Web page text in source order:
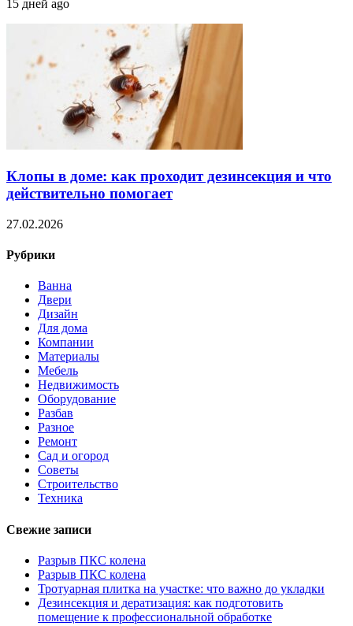
15 дней ago
Клопы в доме: как проходит дезинсекция и что
действительно помогает
27.02.2026
Рубрики
Ванна
Двери
Дизайн
Для дома
Компании
Материалы
Мебель
Недвижимость
Оборудование
Разбав
Разное
Ремонт
Сад и огород
Советы
Строительство
Техника
Свежие записи
Разрыв ПКС колена
Разрыв ПКС колена
Тротуарная плитка на участке: что важно до укладки
Дезинсекция и дератизация: как подготовить
помещение к профессиональной обработке